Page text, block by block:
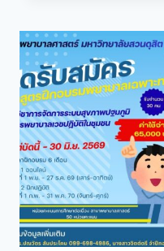
สวนดุสิต
เปิด
รับ
สมัคร
บุคคล
เข้า
ศึกษา
หลักสูตร
บริหารธุรกิจ
บัณฑิต
สาขา
วิชา
บริหารธุรกิจ
ภาค